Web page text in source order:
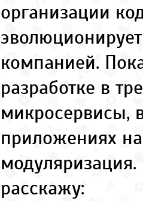
организации
компанией.
разработке в
микросервисы,
приложениях
расскажу: